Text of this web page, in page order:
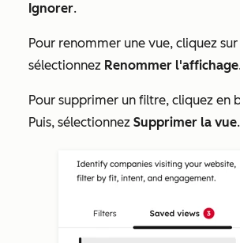
Ignorer.
Pour renommer une vue, cliquez sur
sélectionnez Renommer l'affichage
Pour supprimer un filtre, cliquez en
Puis, sélectionnez Supprimer la vue.